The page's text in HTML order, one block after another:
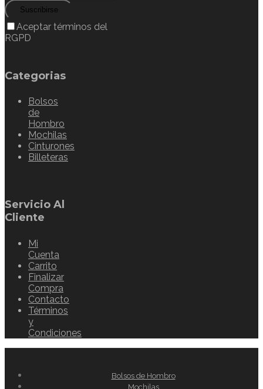
Suscribirse
Aceptar términos del
RGPD
Categorias
Bolsos
de
Hombro
Mochilas
Cinturones
Billeteras
Servicio Al
Cliente
Mi
Cuenta
Carrito
Finalizar
Compra
Contacto
Términos
y
Condiciones
Bolsos de Hombro
Mochilas